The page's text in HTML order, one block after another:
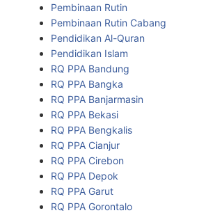
Pembinaan Rutin
Pembinaan Rutin Cabang
Pendidikan Al-Quran
Pendidikan Islam
RQ PPA Bandung
RQ PPA Bangka
RQ PPA Banjarmasin
RQ PPA Bekasi
RQ PPA Bengkalis
RQ PPA Cianjur
RQ PPA Cirebon
RQ PPA Depok
RQ PPA Garut
RQ PPA Gorontalo